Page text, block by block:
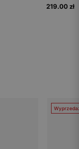
219.00 zł